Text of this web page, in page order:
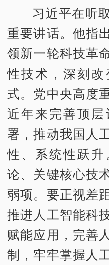
习近平在听
重要讲话。他指
领新一轮科技革
性技术，深刻
式。党中央高度
近年来完善顶
署，推动我国人
性、系统性跃
论、关键核心技
弱项。要正视差
推进人工智能科
赋能应用，完善
制，牢牢掌握人